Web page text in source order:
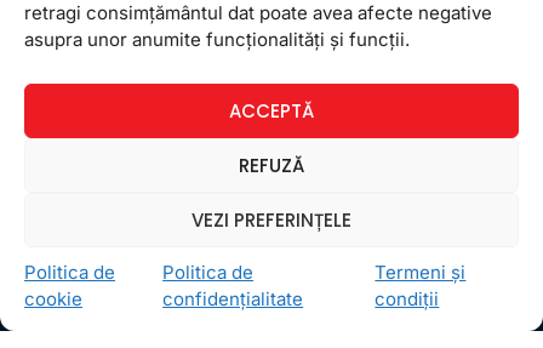
retragi consimțământul dat poate avea afecte negative
asupra unor anumite funcționalități și funcții.
ACCEPTĂ
REFUZĂ
VEZI PREFERINȚELE
Politica de
cookie
Politica de
confidențialitate
Termeni și
condiții
Învaţă zâmbind. Vrem să realizăm asta
Locații
FollowMe Dr. Taberei